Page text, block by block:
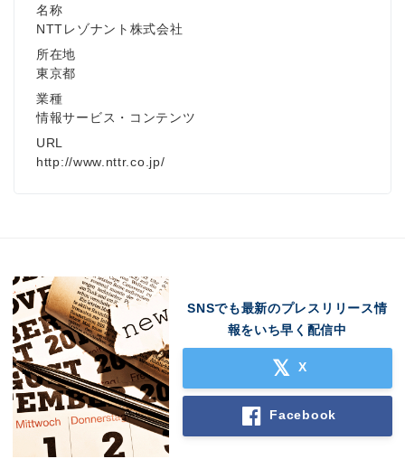
名称
NTTレゾナント株式会社
所在地
東京都
業種
情報サービス・コンテンツ
URL
http://www.nttr.co.jp/
SNSでも最新のプレスリリース情
報をいち早く配信中
X
Facebook